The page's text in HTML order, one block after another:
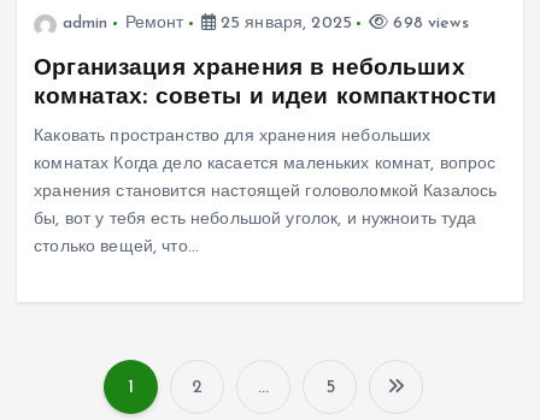
admin Ремонт 25 января, 2025 698 views
Организация хранения в небольших
комнатах: советы и идеи компактности
Каковать пространство для хранения небольших
комнатах Когда дело касается маленьких комнат, вопрос
хранения становится настоящей головоломкой Казалось
бы, вот у тебя есть небольшой уголок, и нужноить туда
столько вещей, что…
1 2 … 5